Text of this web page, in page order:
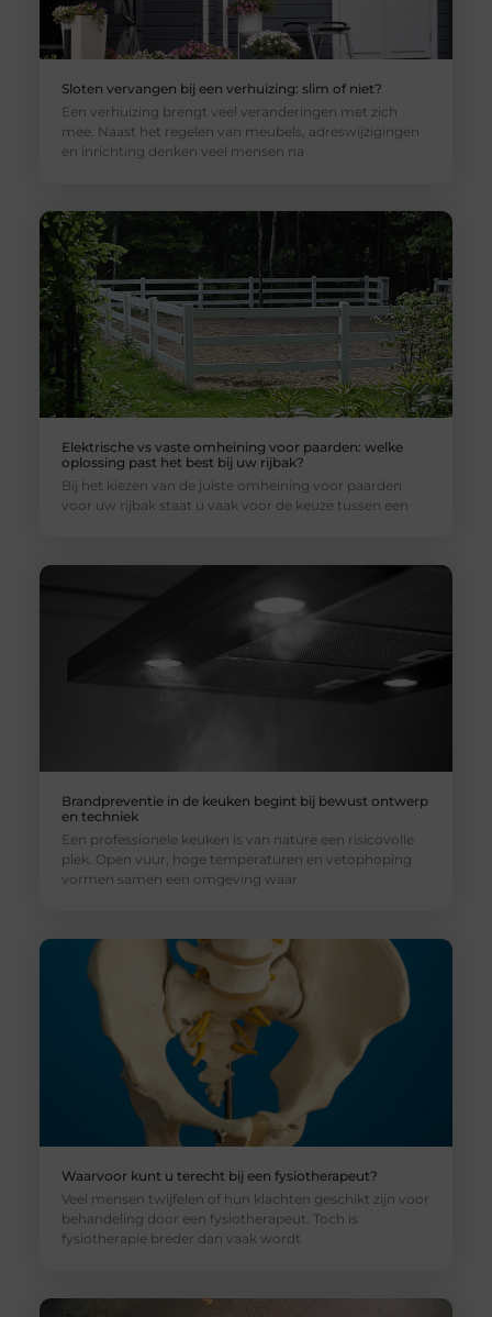
Sloten vervangen bij een verhuizing: slim of niet?
Een verhuizing brengt veel veranderingen met zich
mee. Naast het regelen van meubels, adreswijzigingen
en inrichting denken veel mensen na
Elektrische vs vaste omheining voor paarden: welke
oplossing past het best bij uw rijbak?
Bij het kiezen van de juiste omheining voor paarden
voor uw rijbak staat u vaak voor de keuze tussen een
Brandpreventie in de keuken begint bij bewust ontwerp
en techniek
Een professionele keuken is van nature een risicovolle
plek. Open vuur, hoge temperaturen en vetophoping
vormen samen een omgeving waar
Waarvoor kunt u terecht bij een fysiotherapeut?
Veel mensen twijfelen of hun klachten geschikt zijn voor
behandeling door een fysiotherapeut. Toch is
fysiotherapie breder dan vaak wordt